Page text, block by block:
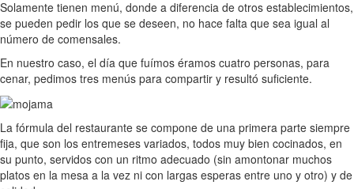
Solamente tienen menú, donde a diferencia de otros establecimientos,
se pueden pedir los que se deseen, no hace falta que sea igual al
número de comensales.
En nuestro caso, el día que fuímos éramos cuatro personas, para
cenar, pedimos tres menús para compartir y resultó suficiente.
La fórmula del restaurante se compone de una primera parte siempre
fija, que son los entremeses variados, todos muy bien cocinados, en
su punto, servidos con un ritmo adecuado (sin amontonar muchos
platos en la mesa a la vez ni con largas esperas entre uno y otro) y de